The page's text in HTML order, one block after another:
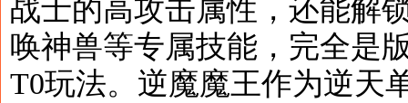
战士的高攻击属性，还能解
唤神兽等专属技能，完全是
T0玩法。逆魔魔王作为逆天